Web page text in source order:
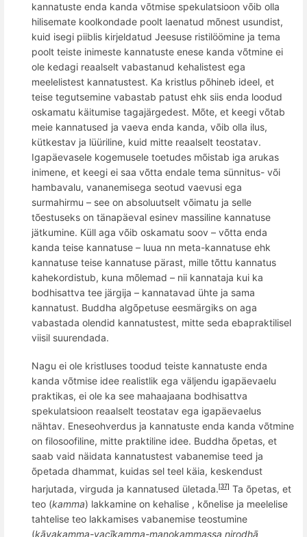
kannatuste enda kanda võtmise spekulatsioon võib olla
hilisemate koolkondade poolt laenatud mõnest usundist,
kuid isegi piiblis kirjeldatud Jeesuse ristilöömine ja tema
poolt teiste inimeste kannatuste enese kanda võtmine ei
ole kedagi reaalselt vabastanud kehalistest ega
meelelistest kannatustest. Ka kristlus põhineb ideel, et
teise tegutsemine vabastab patust ehk siis enda loodud
oskamatu käitumise tagajärgedest. Mõte, et keegi võtab
meie kannatused ja vaeva enda kanda, võib olla ilus,
kütkestav ja lüüriline, kuid mitte reaalselt teostatav.
Igapäevasele kogemusele toetudes mõistab iga arukas
inimene, et keegi ei saa võtta endale tema sünnitus- või
hambavalu, vananemisega seotud vaevusi ega
surmahirmu – see on absoluutselt võimatu ja selle
tõestuseks on tänapäeval esinev massiline kannatuse
jätkumine. Küll aga võib oskamatu soov – võtta enda
kanda teise kannatuse – luua nn meta-kannatuse ehk
kannatuse teise kannatuse pärast, mille tõttu kannatus
kahekordistub, kuna mõlemad – nii kannataja kui ka
bodhisattva tee järgija – kannatavad ühte ja sama
kannatust. Buddha algõpetuse eesmärgiks on aga
vabastada olendid kannatustest, mitte seda ebapraktilisel
viisil suurendada.
Nagu ei ole kristluses toodud teiste kannatuste enda
kanda võtmise idee realistlik ega väljendu igapäevaelu
praktikas, ei ole ka see mahaajaana bodhisattva
spekulatsioon reaalselt teostatav ega igapäevaelus
nähtav. Eneseohverdus ja kannatuste enda kanda võtmine
on filosoofiline, mitte praktiline idee. Buddha õpetas, et
saab vaid näidata kannatustest vabanemise teed ja
õpetada dhammat, kuidas sel teel käia, keskendust
harjutada, virguda ja kannatused ületada. [37] Ta õpetas, et
teo (kamma) lakkamine on kehalise , kõnelise ja meelelise
tahtelise teo lakkamises vabanemise teostumine
(kāyakamma-vacīkamma-manokammassa nirodhā